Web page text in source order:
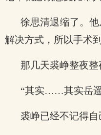
徐思清退缩了。
解决方式，所以手术
那几天裘峥整夜
“其实……其实岳
裘峥已经不记得